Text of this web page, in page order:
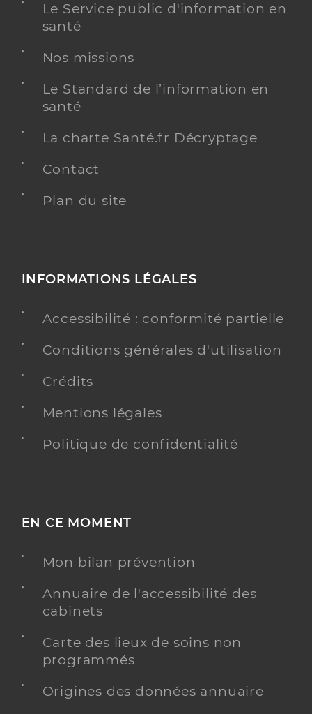
Le Service public d'information en
santé
Nos missions
Le Standard de l’information en
santé
La charte Santé.fr Décryptage
Contact
Plan du site
INFORMATIONS LÉGALES
Accessibilité : conformité partielle
Conditions générales d'utilisation
Crédits
Mentions légales
Politique de confidentialité
EN CE MOMENT
Mon bilan prévention
Annuaire de l'accessibilité des
cabinets
Carte des lieux de soins non
programmés
Origines des données annuaire